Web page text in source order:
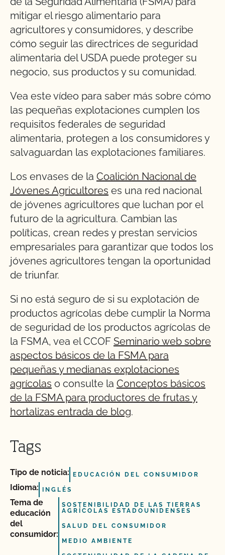
mitigar el riesgo alimentario para
agricultores y consumidores, y describe
cómo seguir las directrices de seguridad
alimentaria del USDA puede proteger su
negocio, sus productos y su comunidad.
Vea este vídeo para saber más sobre cómo
las pequeñas explotaciones cumplen los
requisitos federales de seguridad
alimentaria, protegen a los consumidores y
salvaguardan las explotaciones familiares.
Los envases de la Coalición Nacional de
Jóvenes Agricultores es una red nacional
de jóvenes agricultores que luchan por el
futuro de la agricultura. Cambian las
políticas, crean redes y prestan servicios
empresariales para garantizar que todos los
jóvenes agricultores tengan la oportunidad
de triunfar.
Si no está seguro de si su explotación de
productos agrícolas debe cumplir la Norma
de seguridad de los productos agrícolas de
la FSMA, vea el CCOF Seminario web sobre
aspectos básicos de la FSMA para
pequeñas y medianas explotaciones
agrícolas o consulte la Conceptos básicos
de la FSMA para productores de frutas y
hortalizas entrada de blog.
Tags
Tipo de noticia: EDUCACIÓN DEL CONSUMIDOR
Idioma: INGLÉS
Tema de
educación
del
consumidor:
SOSTENIBILIDAD DE LAS TIERRAS
AGRÍCOLAS ESTADOUNIDENSES
SALUD DEL CONSUMIDOR
MEDIO AMBIENTE